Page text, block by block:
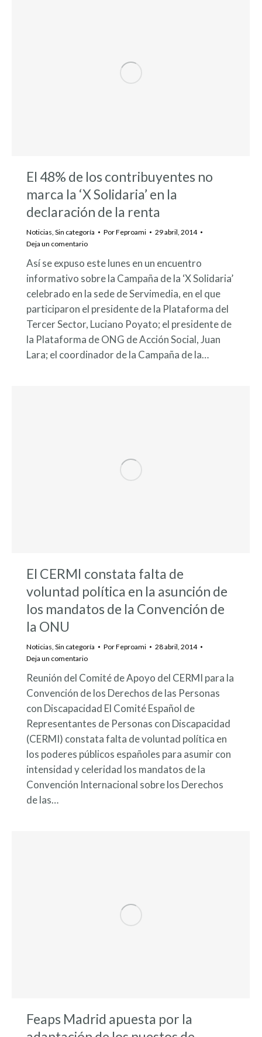
El 48% de los contribuyentes no
marca la ‘X Solidaria’ en la
declaración de la renta
Noticias Sin categoría PorFeproami
29 abril, 2014
Deja un comentario
Así se expuso este lunes en un encuentro
informativo sobre la Campaña de la ‘X Solidaria’
celebrado en la sede de Servimedia, en el que
participaron el presidente de la Plataforma del
Tercer Sector, Luciano Poyato; el presidente de
la Plataforma de ONG de Acción Social, Juan
Lara; el coordinador de la Campaña de la…
El CERMI constata falta de
voluntad política en la asunción de
los mandatos de la Convención de
la ONU
Noticias Sin categoría PorFeproami
28 abril, 2014
Deja un comentario
Reunión del Comité de Apoyo del CERMI para la
Convención de los Derechos de las Personas
con Discapacidad El Comité Español de
Representantes de Personas con Discapacidad
(CERMI) constata falta de voluntad política en
los poderes públicos españoles para asumir con
intensidad y celeridad los mandatos de la
Convención Internacional sobre los Derechos
de las…
Feaps Madrid apuesta por la